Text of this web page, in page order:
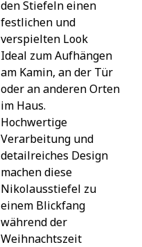
den Stiefeln einen
festlichen und
verspielten Look
Ideal zum Aufhängen
am Kamin, an der Tür
oder an anderen Orten
im Haus.
Hochwertige
Verarbeitung und
detailreiches Design
machen diese
Nikolausstiefel zu
einem Blickfang
während der
Weihnachtszeit